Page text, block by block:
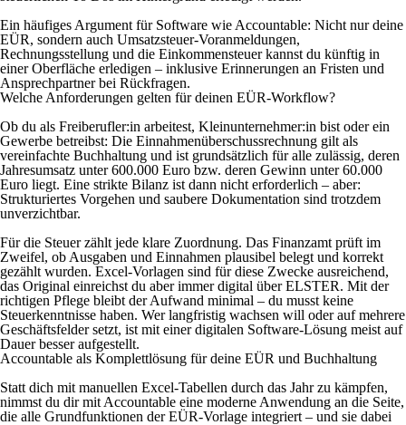
Ein häufiges Argument für Software wie Accountable: Nicht nur deine
EÜR, sondern auch Umsatzsteuer-Voranmeldungen,
Rechnungsstellung und die Einkommensteuer kannst du künftig in
einer Oberfläche erledigen – inklusive Erinnerungen an Fristen und
Ansprechpartner bei Rückfragen.
Welche Anforderungen gelten für deinen EÜR-Workflow?
Ob du als Freiberufler:in arbeitest, Kleinunternehmer:in bist oder ein
Gewerbe betreibst: Die Einnahmenüberschussrechnung gilt als
vereinfachte Buchhaltung und ist grundsätzlich für alle zulässig, deren
Jahresumsatz unter 600.000 Euro bzw. deren Gewinn unter 60.000
Euro liegt. Eine strikte Bilanz ist dann nicht erforderlich – aber:
Strukturiertes Vorgehen und saubere Dokumentation sind trotzdem
unverzichtbar.
Für die Steuer zählt jede klare Zuordnung. Das Finanzamt prüft im
Zweifel, ob Ausgaben und Einnahmen plausibel belegt und korrekt
gezählt wurden. Excel-Vorlagen sind für diese Zwecke ausreichend,
das Original einreichst du aber immer digital über ELSTER. Mit der
richtigen Pflege bleibt der Aufwand minimal – du musst keine
Steuerkenntnisse haben. Wer langfristig wachsen will oder auf mehrere
Geschäftsfelder setzt, ist mit einer digitalen Software-Lösung meist auf
Dauer besser aufgestellt.
Accountable als Komplettlösung für deine EÜR und Buchhaltung
Statt dich mit manuellen Excel-Tabellen durch das Jahr zu kämpfen,
nimmst du dir mit Accountable eine moderne Anwendung an die Seite,
die alle Grundfunktionen der EÜR-Vorlage integriert – und sie dabei